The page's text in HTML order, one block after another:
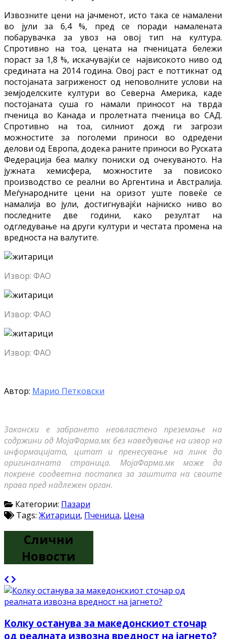
Извозните цени на јачменот, исто така се намалени
во јули за 6,4 %, пред се поради намалената
побарувачка за увоз на овој тип на култура.
Спротивно на тоа, цената на пченицата бележи
пораст за 1,8 %, искачувајќи се највисокото ниво од
средината на 2014 година. Овој раст е поттикнат од
постојаната загриженост од неповолните услови на
земјоделските култури во Северна Америка, каде
постојаната суша го намали приносот на тврда
пченица во Канада и пролетната пченица во САД.
Спротивно на тоа, силниот дожд ги загрози
можностите за поголеми приноси во одредени
делови од Европа, додека раните приноси во Руската
Федерација беа малку пониски од очекуваното. На
јужната хемисфера, можностите за повисоко
производство се реални во Аргентина и Австралија.
Меѓународните цени на оризот уште повеќе се
намалија во јули, достигнувајќи најниско ниво во
последните две години, како резултат на
одгледување на други култури и честата промена на
вредноста на валутите.
Извор: ФАО
Извор: ФАО
Извор: ФАО
Автор: Марио Петковски
Законски е забрането неовластено преземање на
содржини од МојаФарма.мк без наведување на извор на
информацијата, цитат и пренесување на линк до
оригиналната страница. МојаФарма.мк може да
покрене соодветна постапка за заштита на своите
права пред надлежен орган.
Категории: Пазари
Tags: Житарици, Пченица, Цена
Слични
Новости
Колку останува за македонскиот сточар
од реалната извозна вредност на јагнето?